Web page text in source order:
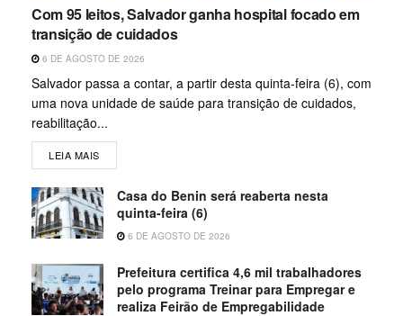
Com 95 leitos, Salvador ganha hospital focado em
transição de cuidados
6 DE AGOSTO DE 2026
Salvador passa a contar, a partir desta quinta-feira (6), com
uma nova unidade de saúde para transição de cuidados,
reabilitação...
LEIA MAIS
Casa do Benin será reaberta nesta
quinta-feira (6)
6 DE AGOSTO DE 2026
Prefeitura certifica 4,6 mil trabalhadores
pelo programa Treinar para Empregar e
realiza Feirão de Empregabilidade